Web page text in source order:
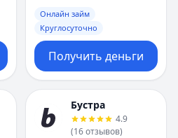
Онлайн займ
Круглосуточно
Получить деньги
Бустра
4.9
(16отзывов)